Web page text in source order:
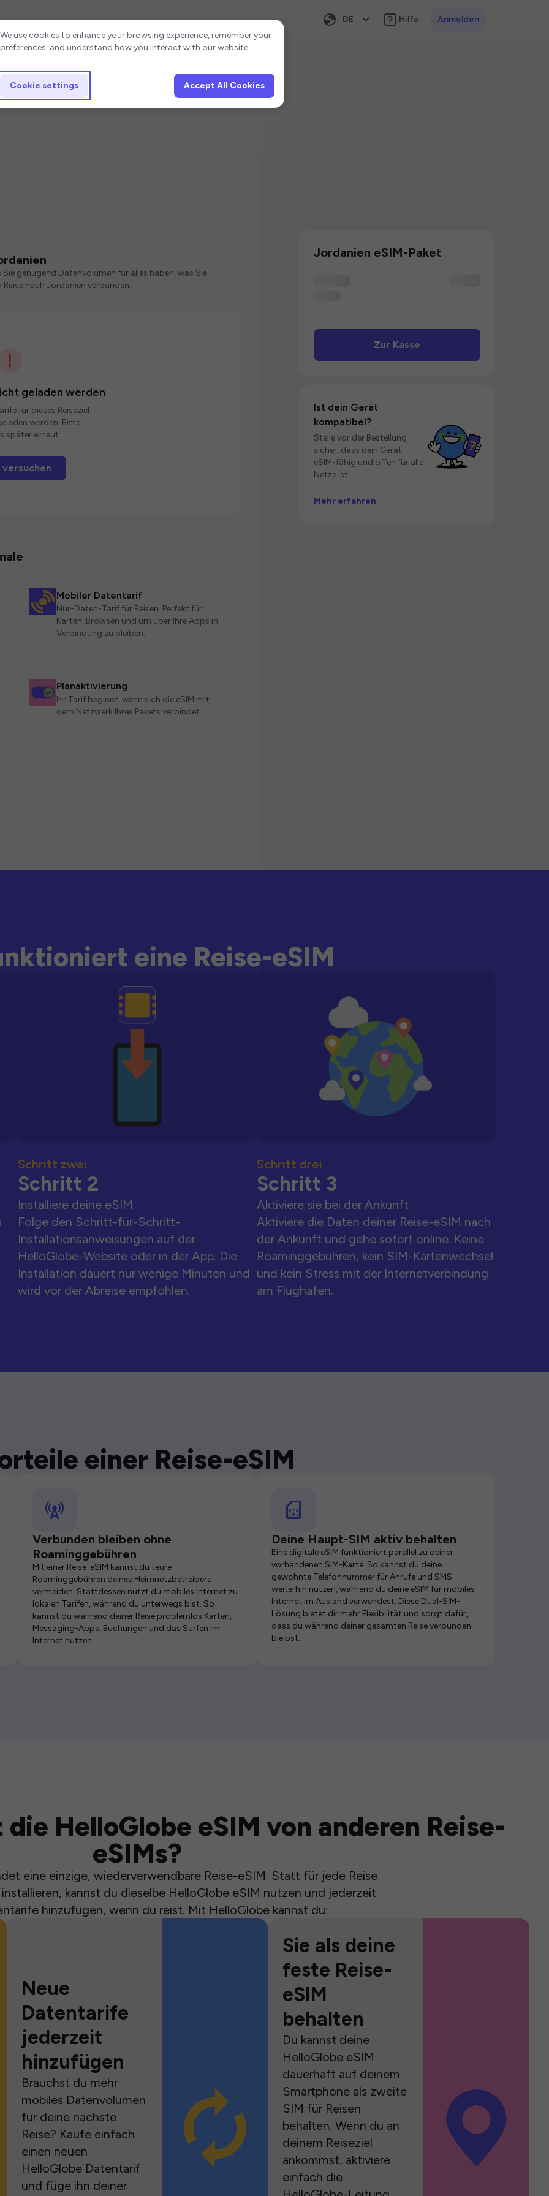
DE Hilfe Anmelden
genügend Datenvolumen für alles haben, was Sie
nach Jordanien verbunden.
geladen werden
für dieses Reiseziel
werden. Bitte
später erneut.
Mobiler Datentarif
Nur-Daten-Tarif für Reisen. Perfekt für
Karten, Browsen und um über Ihre Apps in
Verbindung zu bleiben.
Planaktivierung
Ihr Tarif beginnt, wenn sich die eSIM mit
dem Netzwerk Ihres Pakets verbindet.
Jordanien eSIM-Paket
Zur Kasse
Ist dein Gerät
kompatibel?
Stelle vor der Bestellung
sicher, dass dein Gerät
eSIM-fähig und offen für alle
Netze ist.
Mehr erfahren
eine Reise-eSIM
Schritt zwei
Schritt 2
Installiere deine eSIM
Folge den Schritt-für-Schritt-
Installationsanweisungen auf der
HelloGlobe-Website oder in der App. Die
Installation dauert nur wenige Minuten und
wird vor der Abreise empfohlen.
Schritt drei
Schritt 3
Aktiviere sie bei der Ankunft
Aktiviere die Daten deiner Reise-eSIM nach
der Ankunft und gehe sofort online. Keine
Roaminggebühren, kein SIM-Kartenwechsel
und kein Stress mit der Internetverbindung
am Flughafen.
einer Reise-eSIM
Verbunden bleiben ohne
Roaminggebühren
Mit einer Reise-eSIM kannst du teure
Roaminggebühren deines Heimnetzbetreibers
vermeiden. Stattdessen nutzt du mobiles Internet zu
lokalen Tarifen, während du unterwegs bist. So
kannst du während deiner Reise problemlos Karten,
Messaging-Apps, Buchungen und das Surfen im
Internet nutzen.
Deine Haupt-SIM aktiv behalten
Eine digitale eSIM funktioniert parallel zu deiner
vorhandenen SIM-Karte. So kannst du deine
gewohnte Telefonnummer für Anrufe und SMS
weiterhin nutzen, während du deine eSIM für mobiles
Internet im Ausland verwendest. Diese Dual-SIM-
Lösung bietet dir mehr Flexibilität und sorgt dafür,
dass du während deiner gesamten Reise verbunden
bleibst.
HelloGlobe eSIM von anderen Reise-
eSIMs?
eine einzige, wiederverwendbare Reise-eSIM. Statt für jede Reise
kannst du dieselbe HelloGlobe eSIM nutzen und jederzeit
hinzufügen, wenn du reist. Mit HelloGlobe kannst du:
Neue
Datentarife
jederzeit
hinzufügen
Brauchst du mehr
mobiles Datenvolumen
für deine nächste
Reise? Kaufe einfach
einen neuen
HelloGlobe Datentarif
und füge ihn deiner
Sie als deine
feste Reise-
eSIM
behalten
Du kannst deine
HelloGlobe eSIM
dauerhaft auf deinem
Smartphone als zweite
SIM für Reisen
behalten. Wenn du an
deinem Reiseziel
ankommst, aktiviere
einfach die
Cookie settings
We use cookies to enhance your browsing experience, remember your
preferences, and understand how you interact with our website.
Cookie settings Accept All Cookies